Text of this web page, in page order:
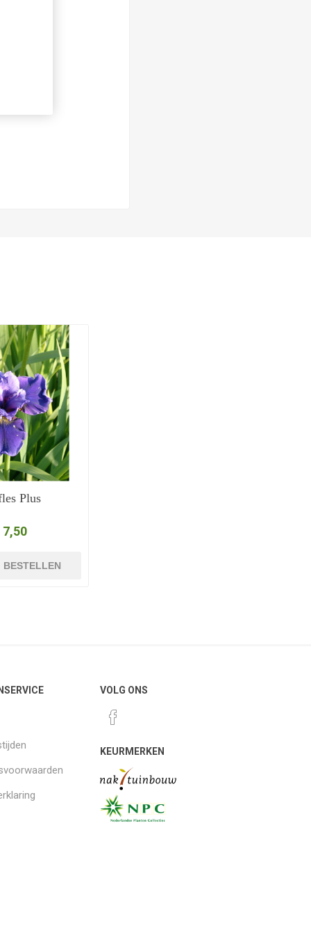
Plus
7,50
BESTELLEN
VOLG ONS
KEURMERKEN